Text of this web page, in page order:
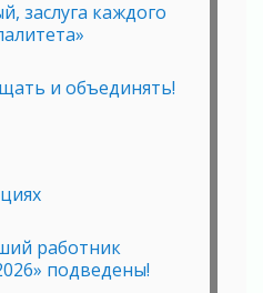
заслуга каждого
и объединять!
работник
подведены!